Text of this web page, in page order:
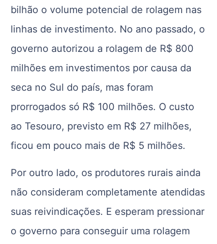
bilhão o volume potencial de rolagem nas
linhas de investimento. No ano passado, o
governo autorizou a rolagem de R$ 800
milhões em investimentos por causa da
seca no Sul do país, mas foram
prorrogados só R$ 100 milhões. O custo
ao Tesouro, previsto em R$ 27 milhões,
ficou em pouco mais de R$ 5 milhões.
Por outro lado, os produtores rurais ainda
não consideram completamente atendidas
suas reivindicações. E esperam pressionar
o governo para conseguir uma rolagem